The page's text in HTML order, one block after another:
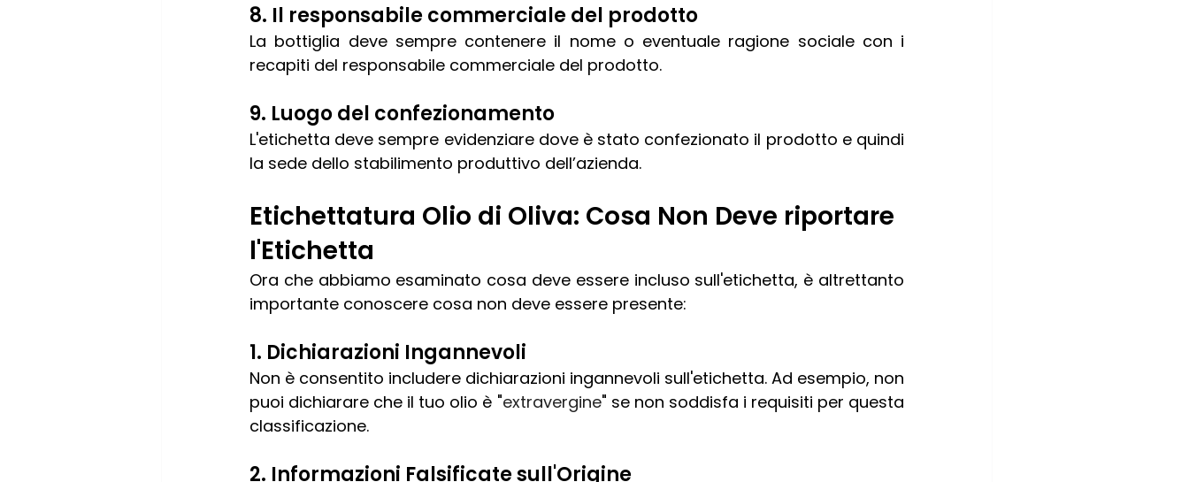
8. Il responsabile commerciale del prodotto
La bottiglia deve sempre contenere il nome o eventuale ragione sociale con i
recapiti del responsabile commerciale del prodotto.
9. Luogo del confezionamento
L'etichetta deve sempre evidenziare dove è stato confezionato il prodotto e quindi
la sede dello stabilimento produttivo dell’azienda.
Etichettatura Olio di Oliva: Cosa Non Deve riportare
l'Etichetta
Ora che abbiamo esaminato cosa deve essere incluso sull'etichetta, è altrettanto
importante conoscere cosa non deve essere presente:
1. Dichiarazioni Ingannevoli
Non è consentito includere dichiarazioni ingannevoli sull'etichetta. Ad esempio, non
puoi dichiarare che il tuo olio è "extravergine" se non soddisfa i requisiti per questa
classificazione.
2. Informazioni Falsificate sull'Origine